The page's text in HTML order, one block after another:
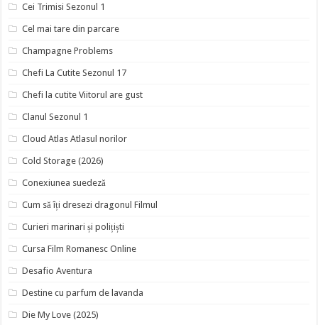
Cei Trimisi Sezonul 1
Cel mai tare din parcare
Champagne Problems
Chefi La Cutite Sezonul 17
Chefi la cutite Viitorul are gust
Clanul Sezonul 1
Cloud Atlas Atlasul norilor
Cold Storage (2026)
Conexiunea suedeză
Cum să îți dresezi dragonul Filmul
Curieri marinari și polițiști
Cursa Film Romanesc Online
Desafio Aventura
Destine cu parfum de lavanda
Die My Love (2025)